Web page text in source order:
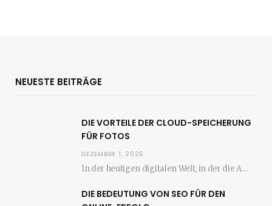
NEUESTE BEITRÄGE
DIE VORTEILE DER CLOUD-SPEICHERUNG
FÜR FOTOS
DEZEMBER 1, 2025
In der heutigen digitalen Welt, in der die Anzahl der aufgenommenen Fotos stetig zunimmt, wird…
DIE BEDEUTUNG VON SEO FÜR DEN